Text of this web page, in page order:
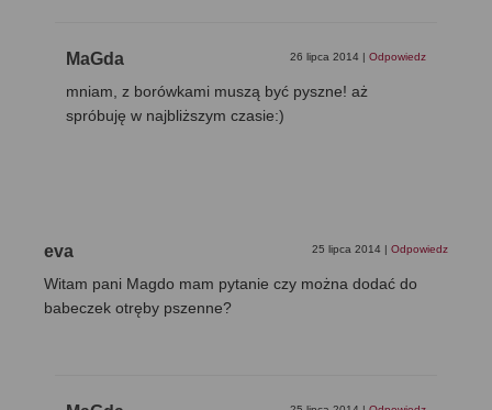
MaGda 26 lipca 2014 | Odpowiedz
mniam, z borówkami muszą być pyszne! aż
spróbuję w najbliższym czasie:)
eva 25 lipca 2014 | Odpowiedz
Witam pani Magdo mam pytanie czy można dodać do
babeczek otręby pszenne?